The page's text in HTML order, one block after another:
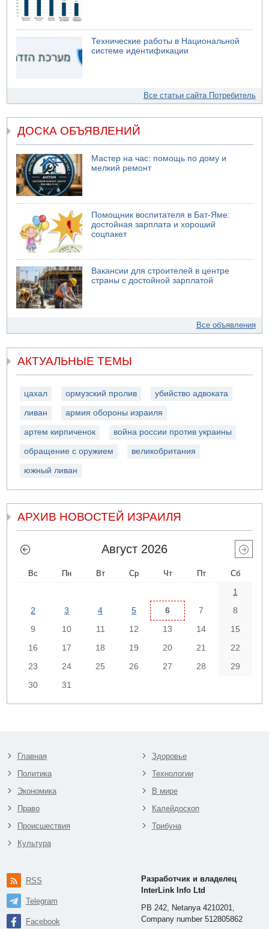
Технические работы в Национальной
системе идентификации
Все статьи сайта Потребитель
ДОСКА ОБЪЯВЛЕНИЙ
Мастер на час: помощь по дому и
мелкий ремонт
Помощник воспитателя в Бат-Яме:
достойная зарплата и хороший
соцпакет
Вакансии для строителей в центре
страны с достойной зарплатой
Все объявления
АКТУАЛЬНЫЕ ТЕМЫ
цахал ормузский пролив убийство адвоката
ливан армия обороны израиля
артем кирпиченок война россии против украины
обращение с оружием великобритания
южный ливан
АРХИВ НОВОСТЕЙ ИЗРАИЛЯ
Август 2026
Вс Пн Вт Ср Чт Пт Сб
1
2
3 4 5 6 7
8
9
10 11 12 13 14
15
16
17 18 19 20 21
22
23
24 25 26 27 28
29
30
31
Главная
Политика
Экономика
Право
Происшествия
Культура
Здоровье
Технологии
В мире
Калейдоскоп
Трибуна
RSS
Telegram
Facebook
Разработчик и владелец
InterLink Info Ltd
PB 242, Netanya 4210201,
Company number 512805862